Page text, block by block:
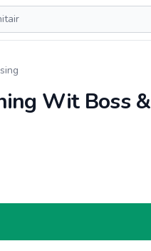
Wit Boss &